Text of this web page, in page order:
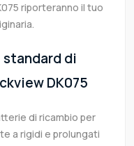
riporteranno il tuo
di
DK075
di ricambio per
a rigidi e prolungati